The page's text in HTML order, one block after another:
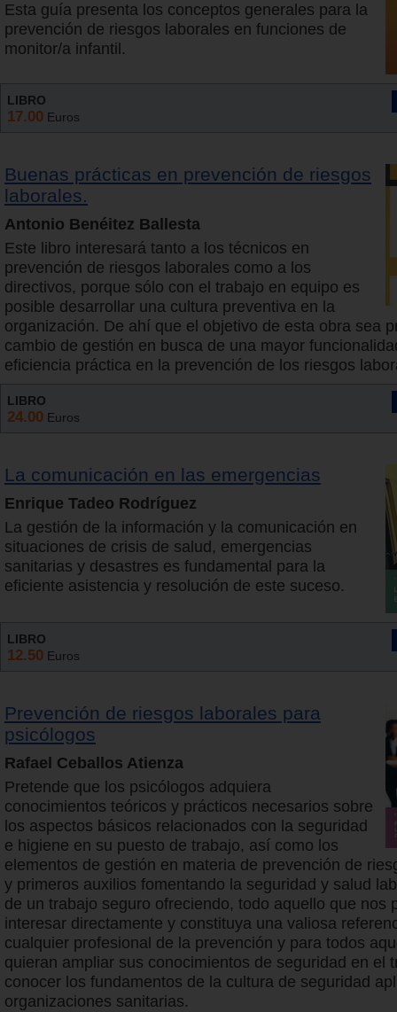
Esta guía presenta los conceptos generales para la
prevención de riesgos laborales en funciones de
monitor/a infantil.
LIBRO
17.00 Euros
Buenas prácticas en prevención de riesgos
laborales.
Antonio Benéitez Ballesta
Este libro interesará tanto a los técnicos en
prevención de riesgos laborales como a los
directivos, porque sólo con el trabajo en equipo es
posible desarrollar una cultura preventiva en la
organización. De ahí que el objetivo de esta obra sea
cambio de gestión en busca de una mayor
eficiencia práctica en la prevención de los riesgos
LIBRO
24.00 Euros
La comunicación en las emergencias
Enrique Tadeo Rodríguez
La gestión de la información y la comunicación en
situaciones de crisis de salud, emergencias
sanitarias y desastres es fundamental para la
eficiente asistencia y resolución de este suceso.
LIBRO
12.50 Euros
Prevención de riesgos laborales para
psicólogos
Rafael Ceballos Atienza
Pretende que los psicólogos adquiera
conocimientos teóricos y prácticos necesarios sobre
los aspectos básicos relacionados con la seguridad
e higiene en su puesto de trabajo, así como los
elementos de gestión en materia de prevención de
y primeros auxilios fomentando la seguridad y salud
de un trabajo seguro ofreciendo, todo aquello que nos
interesar directamente y constituya una valiosa
cualquier profesional de la prevención y para todos
quieran ampliar sus conocimientos de seguridad en el
conocer los fundamentos de la cultura de seguridad
organizaciones sanitarias.